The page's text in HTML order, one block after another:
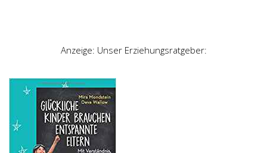
Anzeige: Unser Erziehungsratgeber: